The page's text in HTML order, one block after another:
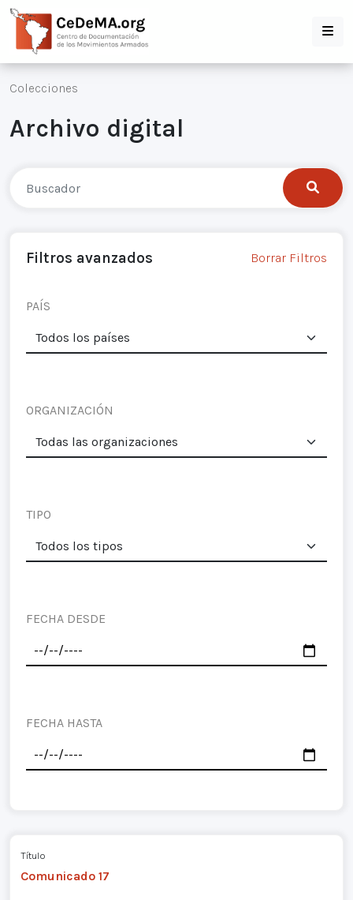
Colecciones
Archivo digital
Filtros avanzados Borrar Filtros
PAÍS
ORGANIZACIÓN
TIPO
FECHA DESDE
FECHA HASTA
Título
Comunicado 17